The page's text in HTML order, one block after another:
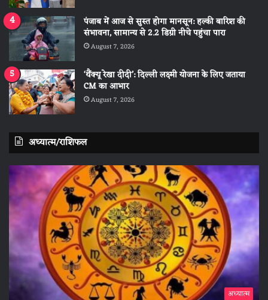
पंजाब में आज से सुस्त होगा मानसून: हल्की बारिश की
संभावना, सामान्य से 2.2 डिग्री नीचे पहुंचा पारा
August 7, 2026
‘थैंक्यू रेखा दीदी’: दिल्ली लक्ष्मी योजना के लिए जताया
CM का आभार
August 7, 2026
अध्यात्म/राशिफल
अध्यात्म